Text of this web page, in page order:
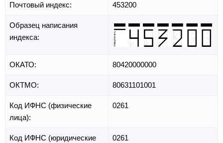
Почтовый индекс: 453200
Образец написания
индекса:
ОКАТО: 80420000000
ОКТМО: 80631101001
Код ИФНС (физические
лица):
0261
Код ИФНС (юридические
0261